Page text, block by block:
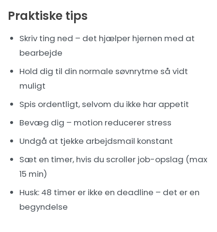
Praktiske tips
Skriv ting ned – det hjælper hjernen med at
bearbejde
Hold dig til din normale søvnrytme så vidt
muligt
Spis ordentligt, selvom du ikke har appetit
Bevæg dig – motion reducerer stress
Undgå at tjekke arbejdsmail konstant
Sæt en timer, hvis du scroller job-opslag (max
15 min)
Husk: 48 timer er ikke en deadline – det er en
begyndelse